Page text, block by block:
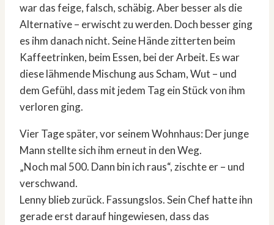
war das feige, falsch, schäbig. Aber besser als die
Alternative – erwischt zu werden. Doch besser ging
es ihm danach nicht. Seine Hände zitterten beim
Kaffeetrinken, beim Essen, bei der Arbeit. Es war
diese lähmende Mischung aus Scham, Wut – und
dem Gefühl, dass mit jedem Tag ein Stück von ihm
verloren ging.
Vier Tage später, vor seinem Wohnhaus: Der junge
Mann stellte sich ihm erneut in den Weg.
„Noch mal 500. Dann bin ich raus“, zischte er – und
verschwand.
Lenny blieb zurück. Fassungslos. Sein Chef hatte ihn
gerade erst darauf hingewiesen, dass das